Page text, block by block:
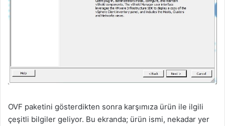
OVF paketini gösterdikten sonra karşımıza ürün ile ilgili
çeşitli bilgiler geliyor. Bu ekranda; ürün ismi, nekadar yer